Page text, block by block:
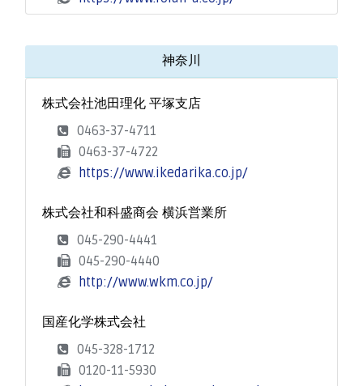
神奈川
株式会社池田理化 平塚支店
0463-37-4711
0463-37-4722
https://www.ikedarika.co.jp/
株式会社和科盛商会 横浜営業所
045-290-4441
045-290-4440
http://www.wkm.co.jp/
国産化学株式会社
045-328-1712
0120-11-5930